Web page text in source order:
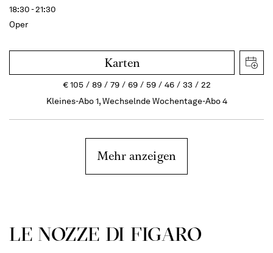
18:30 - 21:30
Oper
Karten
€105 89 79 69 59 46 33
22
Kleines-Abo 1, Wechselnde Wochentage-Abo 4
Mehr anzeigen
LE NOZZE DI FIGARO